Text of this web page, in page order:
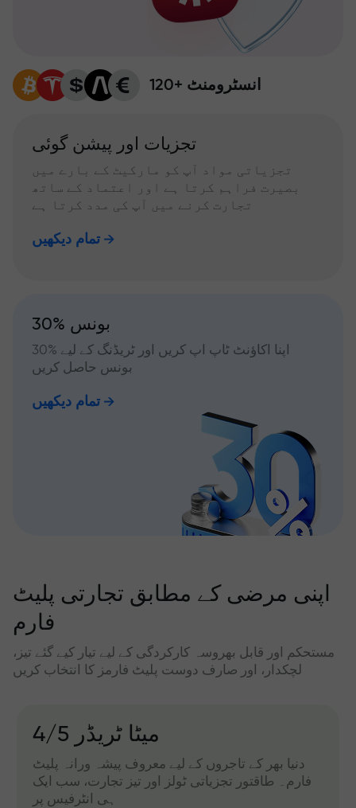
120+ انسٹرومنٹ
تجزیات اور پیشن گوئی
تجزیاتی مواد آپ کو مارکیٹ کے بارے میں
بصیرت فراہم کرتا ہے اور اعتماد کے ساتھ
تجارت کرنے میں آپ کی مدد کرتا ہے
تمام دیکھیں
30% بونس
اپنا اکاؤنٹ ٹاپ اپ کریں اور ٹریڈنگ کے لیے %30
بونس حاصل کریں
تمام دیکھیں
اپنی مرضی کے مطابق تجارتی پلیٹ
فارم
مستحکم اور قابل بھروسہ کارکردگی کے لیے تیار کیے گئے تیز،
لچکدار، اور صارف دوست پلیٹ فارمز کا انتخاب کریں
میٹا ٹریڈر 4/5
دنیا بھر کے تاجروں کے لیے معروف پیشہ ورانہ پلیٹ
فارم۔ طاقتور تجزیاتی ٹولز اور تیز تجارت، سب ایک
ہی انٹرفیس پر